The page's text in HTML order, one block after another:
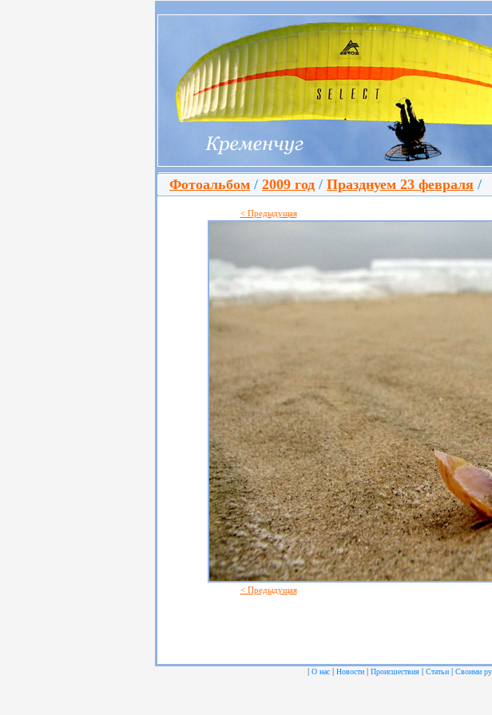
Фотоальбом / 2009 год / Празднуем 23 февраля /
< Предыдущая
< Предыдущая
| О нас | Новости | Происшествия | Статьи | Своими